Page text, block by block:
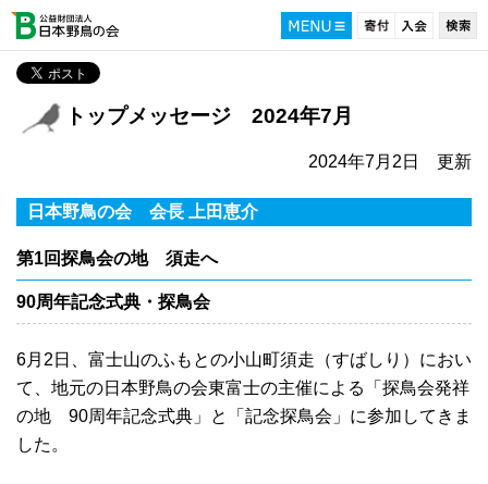
トップメッセージ 2024年7月
2024年7月2日 更新
日本野鳥の会 会長 上田恵介
第1回探鳥会の地 須走へ
90周年記念式典・探鳥会
6月2日、富士山のふもとの小山町須走（すばしり）におい
て、地元の日本野鳥の会東富士の主催による「探鳥会発祥
の地 90周年記念式典」と「記念探鳥会」に参加してきま
した。